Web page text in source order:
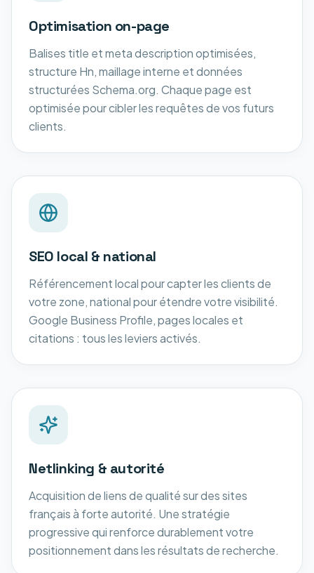
Optimisation on-page
Balises title et meta description optimisées,
structure Hn, maillage interne et données
structurées Schema.org. Chaque page est
optimisée pour cibler les requêtes de vos futurs
clients.
SEO local & national
Référencement local pour capter les clients de
votre zone, national pour étendre votre visibilité.
Google Business Profile, pages locales et
citations : tous les leviers activés.
Netlinking & autorité
Acquisition de liens de qualité sur des sites
français à forte autorité. Une stratégie
progressive qui renforce durablement votre
positionnement dans les résultats de recherche.